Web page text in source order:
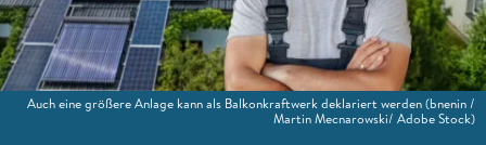
Auch eine größere Anlage kann als Balkonkraftwerk deklariert werden(bnenin /
Martin Mecnarowski/ Adobe Stock)